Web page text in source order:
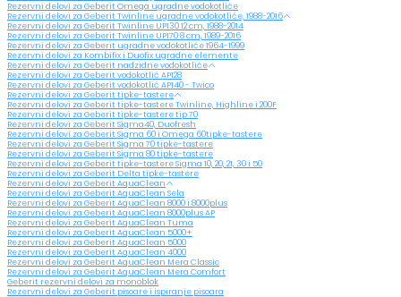
Rezervni delovi za Geberit Omega ugradne vodokotliće
Rezervni delovi za Geberit Twinline ugradne vodokotliće, 1988-2016
Rezervni delovi za Geberit Twinline UP130 12 cm, 1988-2014
Rezervni delovi za Geberit Twinline UP170 8 cm, 1989-2016
Rezervni delovi za Geberit ugradne vodokotliće 1964-1999
Rezervni delovi za Kombifix i Duofix ugradne elemente
Rezervni delovi za Geberit nadzidne vodokotliće
Rezervni delovi za Geberit vodokotlić AP128
Rezervni delovi za Geberit vodokotlić AP140 - Twico
Rezervni delovi za Geberit tipke-tastere
Rezervni delovi za Geberit tipke-tastere Twinline, Highline i 200F
Rezervni delovi za Geberit tipke-tastere tip 70
Rezervni delovi za Geberit Sigma40, Duofresh
Rezervni delovi za Geberit Sigma 60 i Omega 60tipke-tastere
Rezervni delovi za Geberit Sigma 70 tipke-tastere
Rezervni delovi za Geberit Sigma 80 tipke-tastere
Rezervni delovi za Geberit tipke-tastere Sigma 10, 20, 21, 30 i 50
Rezervni delovi za Geberit Delta tipke-tastere
Rezervni delovi za Geberit AquaClean
Rezervni delovi za Geberit AquaClean Sela
Rezervni delovi za Geberit AquaClean 8000 i 8000plus
Rezervni delovi za Geberit AquaClean 8000plus AP
Rezervni delovi za Geberit AquaClean Tuma
Rezervni delovi za Geberit AquaClean 5000+
Rezervni delovi za Geberit AquaClean 5000
Rezervni delovi za Geberit AquaClean 4000
Rezervni delovi za Geberit AquaClean Mera Classic
Rezervni delovi za Geberit AquaClean Mera Comfort
Geberit rezervni delovi za monoblok
Rezervni delovi za Geberit pisoare i ispiranje pisoara